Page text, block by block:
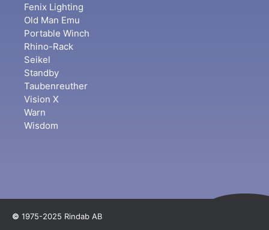
Fenix Lighting
Old Man Emu
Portable Winch
Rhino-Rack
Seikel
Standby
Taubenreuther
Vision X
Warn
Wisdom
© 1975-2025 Rindab AB